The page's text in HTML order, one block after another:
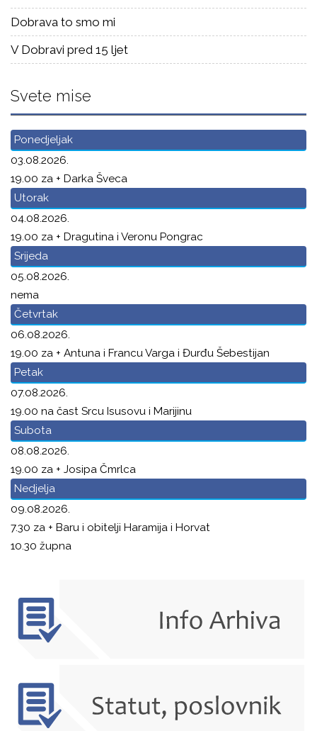
Dobrava to smo mi
V Dobravi pred 15 ljet
Svete mise
Ponedjeljak
03.08.2026.
19.00 za + Darka Šveca
Utorak
04.08.2026.
19.00 za + Dragutina i Veronu Pongrac
Srijeda
05.08.2026.
nema
Četvrtak
06.08.2026.
19.00 za + Antuna i Francu Varga i Đurđu Šebestijan
Petak
07.08.2026.
19.00 na čast Srcu Isusovu i Marijinu
Subota
08.08.2026.
19.00 za + Josipa Čmrlca
Nedjelja
09.08.2026.
7.30 za + Baru i obitelji Haramija i Horvat
10.30 župna